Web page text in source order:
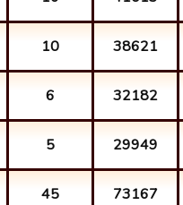
10 38621
6 32182
5 29949
45 73167